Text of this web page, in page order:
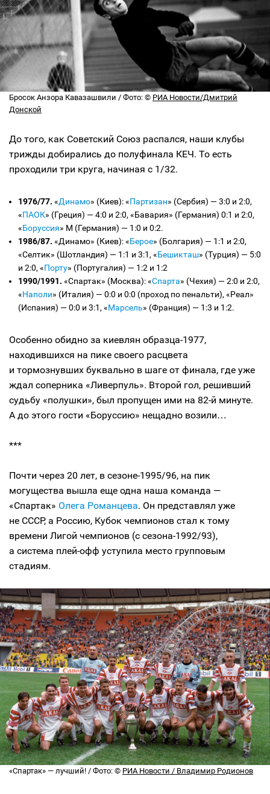
Бросок Анзора Кавазашвили / Фото: © РИА Новости/Дмитрий
Донской
До того, как Советский Союз распался, наши клубы
трижды добирались до полуфинала КЕЧ. То есть
проходили три круга, начиная с 1/32.
1976/77. «Динамо» (Киев): «Партизан» (Сербия) — 3:0 и 2:0,
«ПАОК» (Греция) — 4:0 и 2:0, «Бавария» (Германия) 0:1 и 2:0,
«Боруссия» М (Германия) — 1:0 и 0:2.
1986/87. «Динамо» (Киев): «Берое» (Болгария) — 1:1 и 2:0,
«Селтик» (Шотландия) — 1:1 и 3:1, «Бешикташ» (Турция) — 5:0
и 2:0, «Порту» (Португалия) — 1:2 и 1:2
1990/1991. «Спартак» (Москва): «Спарта» (Чехия) — 2:0 и 2:0,
«Наполи» (Италия) — 0:0 и 0:0 (проход по пенальти), «Реал»
(Испания) — 0:0 и 3:1, «Марсель» (Франция) — 1:3 и 1:2.
Особенно обидно за киевлян образца-1977,
находившихся на пике своего расцвета
и тормознувших буквально в шаге от финала, где уже
ждал соперника «Ливерпуль». Второй гол, решивший
судьбу «полушки», был пропущен ими на 82-й минуте.
А до этого гости «Боруссию» нещадно возили…
***
Почти через 20 лет, в сезоне-1995/96, на пик
могущества вышла еще одна наша команда —
«Спартак» Олега Романцева. Он представлял уже
не СССР, а Россию, Кубок чемпионов стал к тому
времени Лигой чемпионов (с сезона-1992/93),
а система плей-офф уступила место групповым
стадиям.
«Спартак» — лучший! / Фото: © РИА Новости / Владимир Родионов